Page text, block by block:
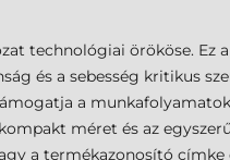
technológiai örököse. Ez a
és a sebesség kritikus
a
méret és az
a termékazonosító címke